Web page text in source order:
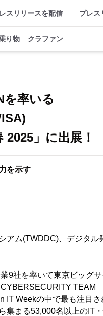
スリリースを配信 プレス
り物 クラファン
を率いる
」に出展！
を示す
アム(TWDDC)、デジタル
9社を率いて東京ビッグサ
TEAM
IT Weekの中で最も注目さ
集まる53,000名以上のIT